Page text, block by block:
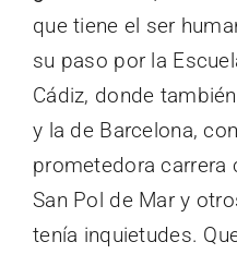
que tiene el ser
su paso por la
Cádiz, donde
y la de Barcelona,
prometedora carrera
San Pol de Mar y
tenía inquietudes.